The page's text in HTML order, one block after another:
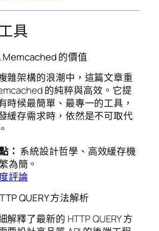
具
Memcached 的價值
雜架構的浪潮中，這篇文章重
的純粹與高效。它提
時候最簡單、最專一的工具，
緩存需求時，依然是不可取代
： 系統設計哲學、高效緩存機
為簡。
評論
QUERY 方法解析
解釋了最新的 HTTP QUERY 方